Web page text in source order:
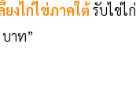
ยงไก่ไข่ภาคใต้รับไข่ไ
าท”